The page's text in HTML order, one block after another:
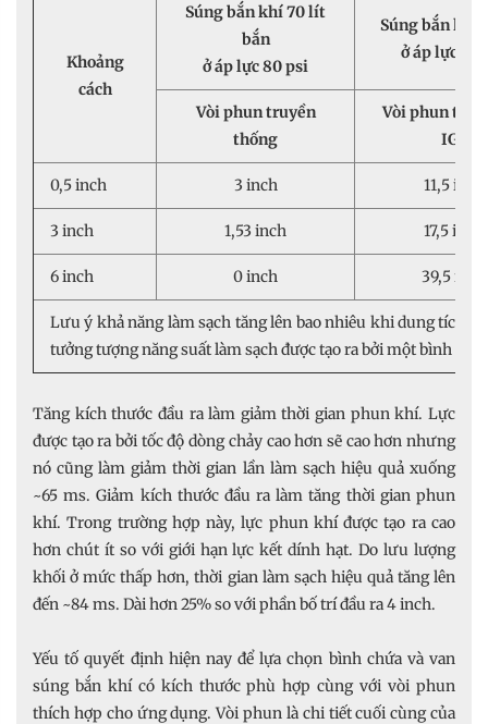
Khoảng
cách
Súng bắn khí 70 lít
bắn
ở áp lực 80 psi
Súng bắn khí
ở áp lực 80
Vòi phun truyền
thống
Vòi phun tốc
IGS
0,5 inch 3 inch 11,5 inch
3 inch 1,53 inch 17,5 inch
6 inch 0 inch 39,5 inch
Lưu ý khả năng làm sạch tăng lên bao nhiêu khi dung tích
tưởng tượng năng suất làm sạch được tạo ra bởi một bình
Tăng kích thước đầu ra làm giảm thời gian phun khí. Lực
được tạo ra bởi tốc độ dòng chảy cao hơn sẽ cao hơn nhưng
nó cũng làm giảm thời gian lần làm sạch hiệu quả xuống
~65 ms. Giảm kích thước đầu ra làm tăng thời gian phun
khí. Trong trường hợp này, lực phun khí được tạo ra cao
hơn chút ít so với giới hạn lực kết dính hạt. Do lưu lượng
khối ở mức thấp hơn, thời gian làm sạch hiệu quả tăng lên
đến ~84 ms. Dài hơn 25% so với phần bố trí đầu ra 4 inch.
Yếu tố quyết định hiện nay để lựa chọn bình chứa và van
súng bắn khí có kích thước phù hợp cùng với vòi phun
thích hợp cho ứng dụng. Vòi phun là chi tiết cuối cùng của